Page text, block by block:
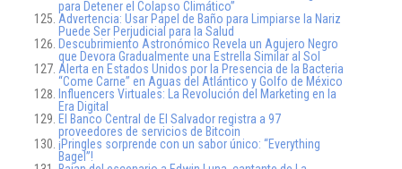
para Detener el Colapso Climático”
Advertencia: Usar Papel de Baño para Limpiarse la Nariz
Puede Ser Perjudicial para la Salud
Descubrimiento Astronómico Revela un Agujero Negro
que Devora Gradualmente una Estrella Similar al Sol
Alerta en Estados Unidos por la Presencia de la Bacteria
“Come Carne” en Aguas del Atlántico y Golfo de México
Influencers Virtuales: La Revolución del Marketing en la
Era Digital
El Banco Central de El Salvador registra a 97
proveedores de servicios de Bitcoin
¡Pringles sorprende con un sabor único: “Everything
Bagel”!